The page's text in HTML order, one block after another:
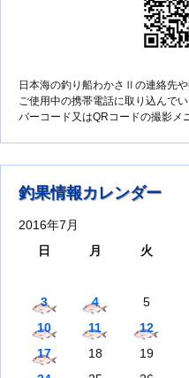
日本海の釣り船わかさⅡの連絡先
ご使用中の携帯電話に取り込んで
バーコード又はQRコードの撮影メ
釣果情報カレンダー
2016年7月
日
月 火
3
4 5
10
11 12
17
18 19